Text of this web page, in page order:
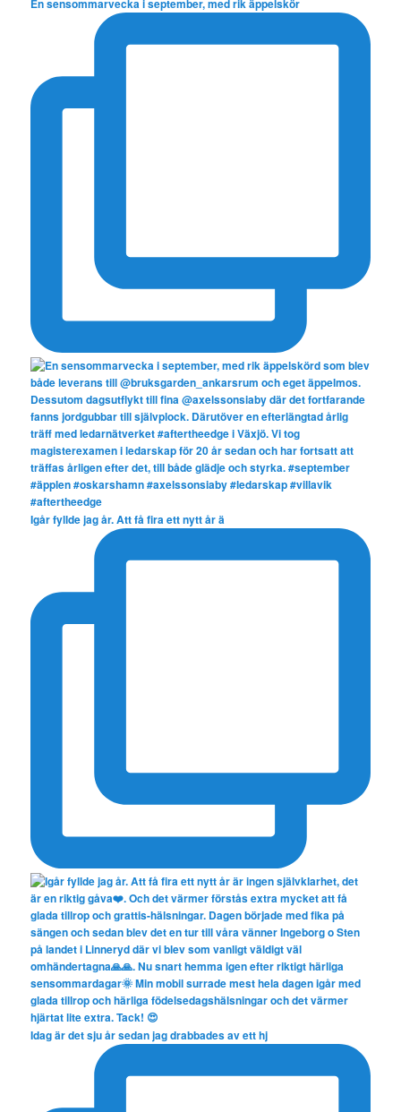
En sensommarvecka i september, med rik äppelskör
Igår fyllde jag år. Att få fira ett nytt år ä
Idag är det sju år sedan jag drabbades av ett hj